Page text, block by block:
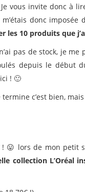
vous invite donc à
donc imposée
10 produits que
pas de stock, je me
depuis le début
! 🙂
c’est bien,
! 😛 lors de mon petit
collection L’Oréal